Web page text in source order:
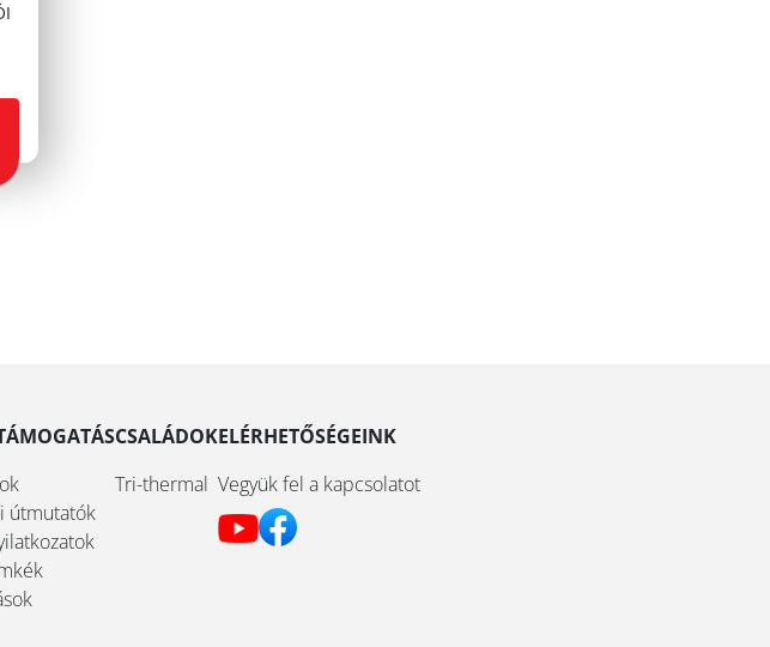
útmutatók
CSALÁDOK
Tri-thermal
ELÉRHETŐSÉGEINK
Vegyük fel a kapcsolatot